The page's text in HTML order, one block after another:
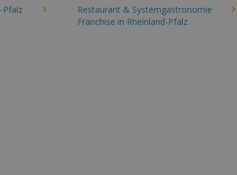
Pfalz
Restaurant & Systemgastronomie
Franchise in Rheinland-Pfalz